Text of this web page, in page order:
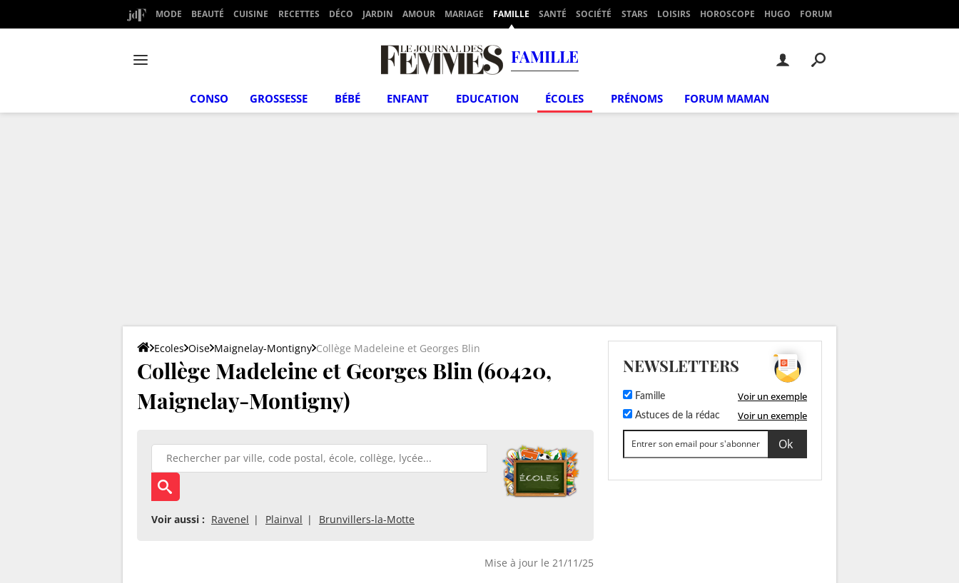
MODE BEAUTÉ CUISINE RECETTES DÉCO JARDIN AMOUR MARIAGE FAMILLE SANTÉ SOCIÉTÉ STARS LOISIRS HOROSCOPE HUGO FORUM
FAMILLE
CONSO GROSSESSE BÉBÉ ENFANT EDUCATION ÉCOLES PRÉNOMS FORUM MAMAN
Ecoles Oise Maignelay-Montigny Collège Madeleine et Georges Blin
Collège Madeleine et Georges Blin (60420,
Maignelay-Montigny)
Voir aussi : Ravenel Plainval Brunvillers-la-Motte
Mise à jour le 21/11/25
NEWSLETTERS
Famille Voir un exemple
Astuces de la rédac Voir un exemple